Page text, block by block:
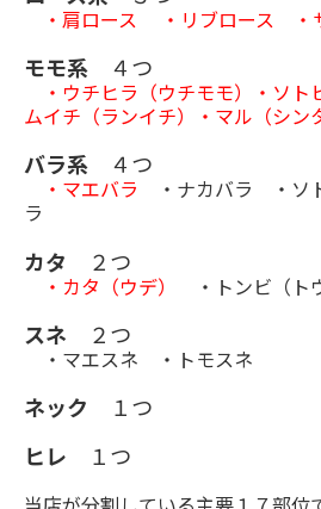
・肩ロース ・リブロース ・
モモ系 ４つ
・ウチヒラ（ウチモモ）・ソト
ムイチ（ランイチ）
・マル（シン
バラ系 ４つ
・マエバラ ・ナカバラ ・ソ
ラ
カタ ２つ
・カタ（ウデ） ・トンビ（ト
スネ ２つ
・マエスネ ・トモスネ
ネック １つ
ヒレ １つ